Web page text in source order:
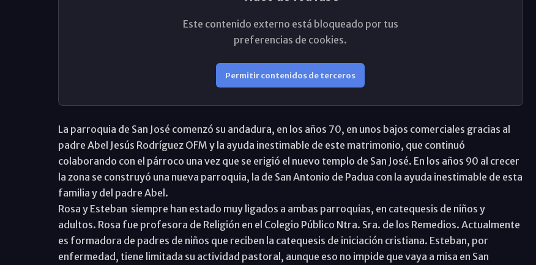
Este contenido externo está bloqueado por tus
preferencias de cookies.
Permitir contenidos de terceros
La parroquia de San José comenzó su andadura, en los años 70, en unos bajos comerciales gracias al
padre Abel Jesús Rodríguez OFM y la ayuda inestimable de este matrimonio, que continuó
colaborando con el párroco una vez que se erigió el nuevo templo de San José. En los años 90 al crecer
la zona se construyó una nueva parroquia, la de San Antonio de Padua con la ayuda inestimable de esta
familia y del padre Abel.
Rosa y Esteban siempre han estado muy ligados a ambas parroquias, en catequesis de niños y
adultos. Rosa fue profesora de Religión en el Colegio Público Ntra. Sra. de los Remedios. Actualmente
es formadora de padres de niños que reciben la catequesis de iniciación cristiana. Esteban, por
enfermedad, tiene limitada su actividad pastoral, aunque eso no impide que vaya a misa en San